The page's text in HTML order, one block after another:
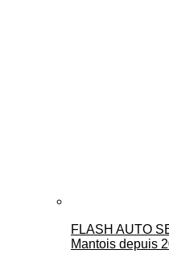
FLASH AUTO
Mantois depuis